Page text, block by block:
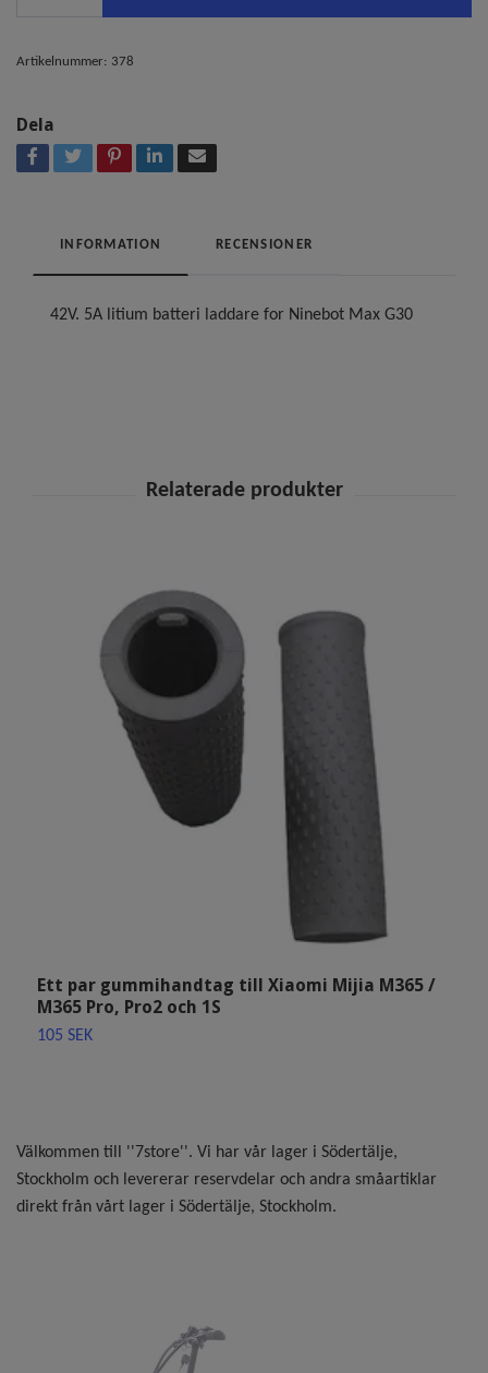
Välkommen till ''7store''. Vi har vår lager i Södertälje,
Stockholm och levererar reservdelar och andra småartiklar
direkt från vårt lager i Södertälje, Stockholm.
Artikelnummer: 378
Dela
INFORMATION RECENSIONER
42V. 5A litium batteri laddare for Ninebot Max G30
Ett par gummihandtag till Xiaomi Mijia M365 /
M365 Pro, Pro2 och 1S
105 SEK